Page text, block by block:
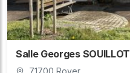
Salle Georges SOUILLOT